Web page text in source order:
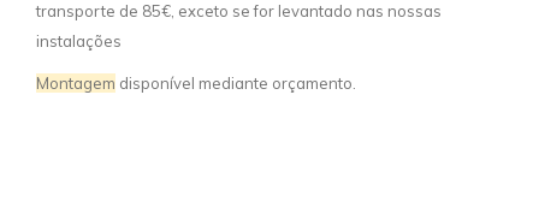
transporte de 85€, exceto se for levantado nas nossas
instalações
Montagem disponível mediante orçamento.